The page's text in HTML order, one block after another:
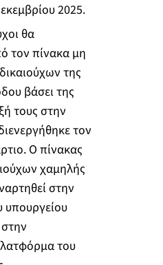
2025.
θα
τον πίνακα μη
της
βάσει της
τους στην
τον
Ο πίνακας
χαμηλής
στην
υπουργείου
του